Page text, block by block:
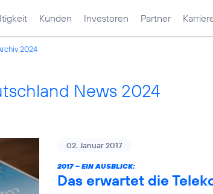
Kunden Investoren Partner
2024
News 2024
02. Januar 2017
2017 – EIN AUSBLICK:
Das erwartet die